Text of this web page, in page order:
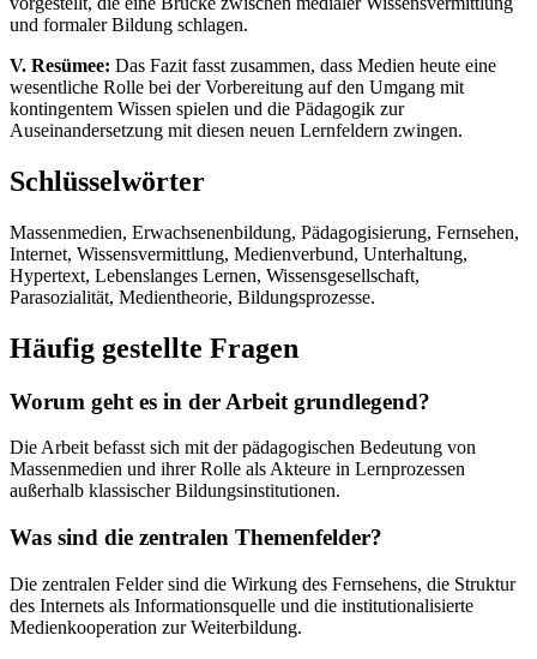
und formaler Bildung schlagen.
V. Resümee: Das Fazit fasst zusammen, dass Medien heute eine
wesentliche Rolle bei der Vorbereitung auf den Umgang mit
kontingentem Wissen spielen und die Pädagogik zur
Auseinandersetzung mit diesen neuen Lernfeldern zwingen.
Schlüsselwörter
Massenmedien, Erwachsenenbildung, Pädagogisierung, Fernsehen,
Internet, Wissensvermittlung, Medienverbund, Unterhaltung,
Hypertext, Lebenslanges Lernen, Wissensgesellschaft,
Parasozialität, Medientheorie, Bildungsprozesse.
Häufig gestellte Fragen
Worum geht es in der Arbeit grundlegend?
Die Arbeit befasst sich mit der pädagogischen Bedeutung von
Massenmedien und ihrer Rolle als Akteure in Lernprozessen
außerhalb klassischer Bildungsinstitutionen.
Was sind die zentralen Themenfelder?
Die zentralen Felder sind die Wirkung des Fernsehens, die Struktur
des Internets als Informationsquelle und die institutionalisierte
Medienkooperation zur Weiterbildung.